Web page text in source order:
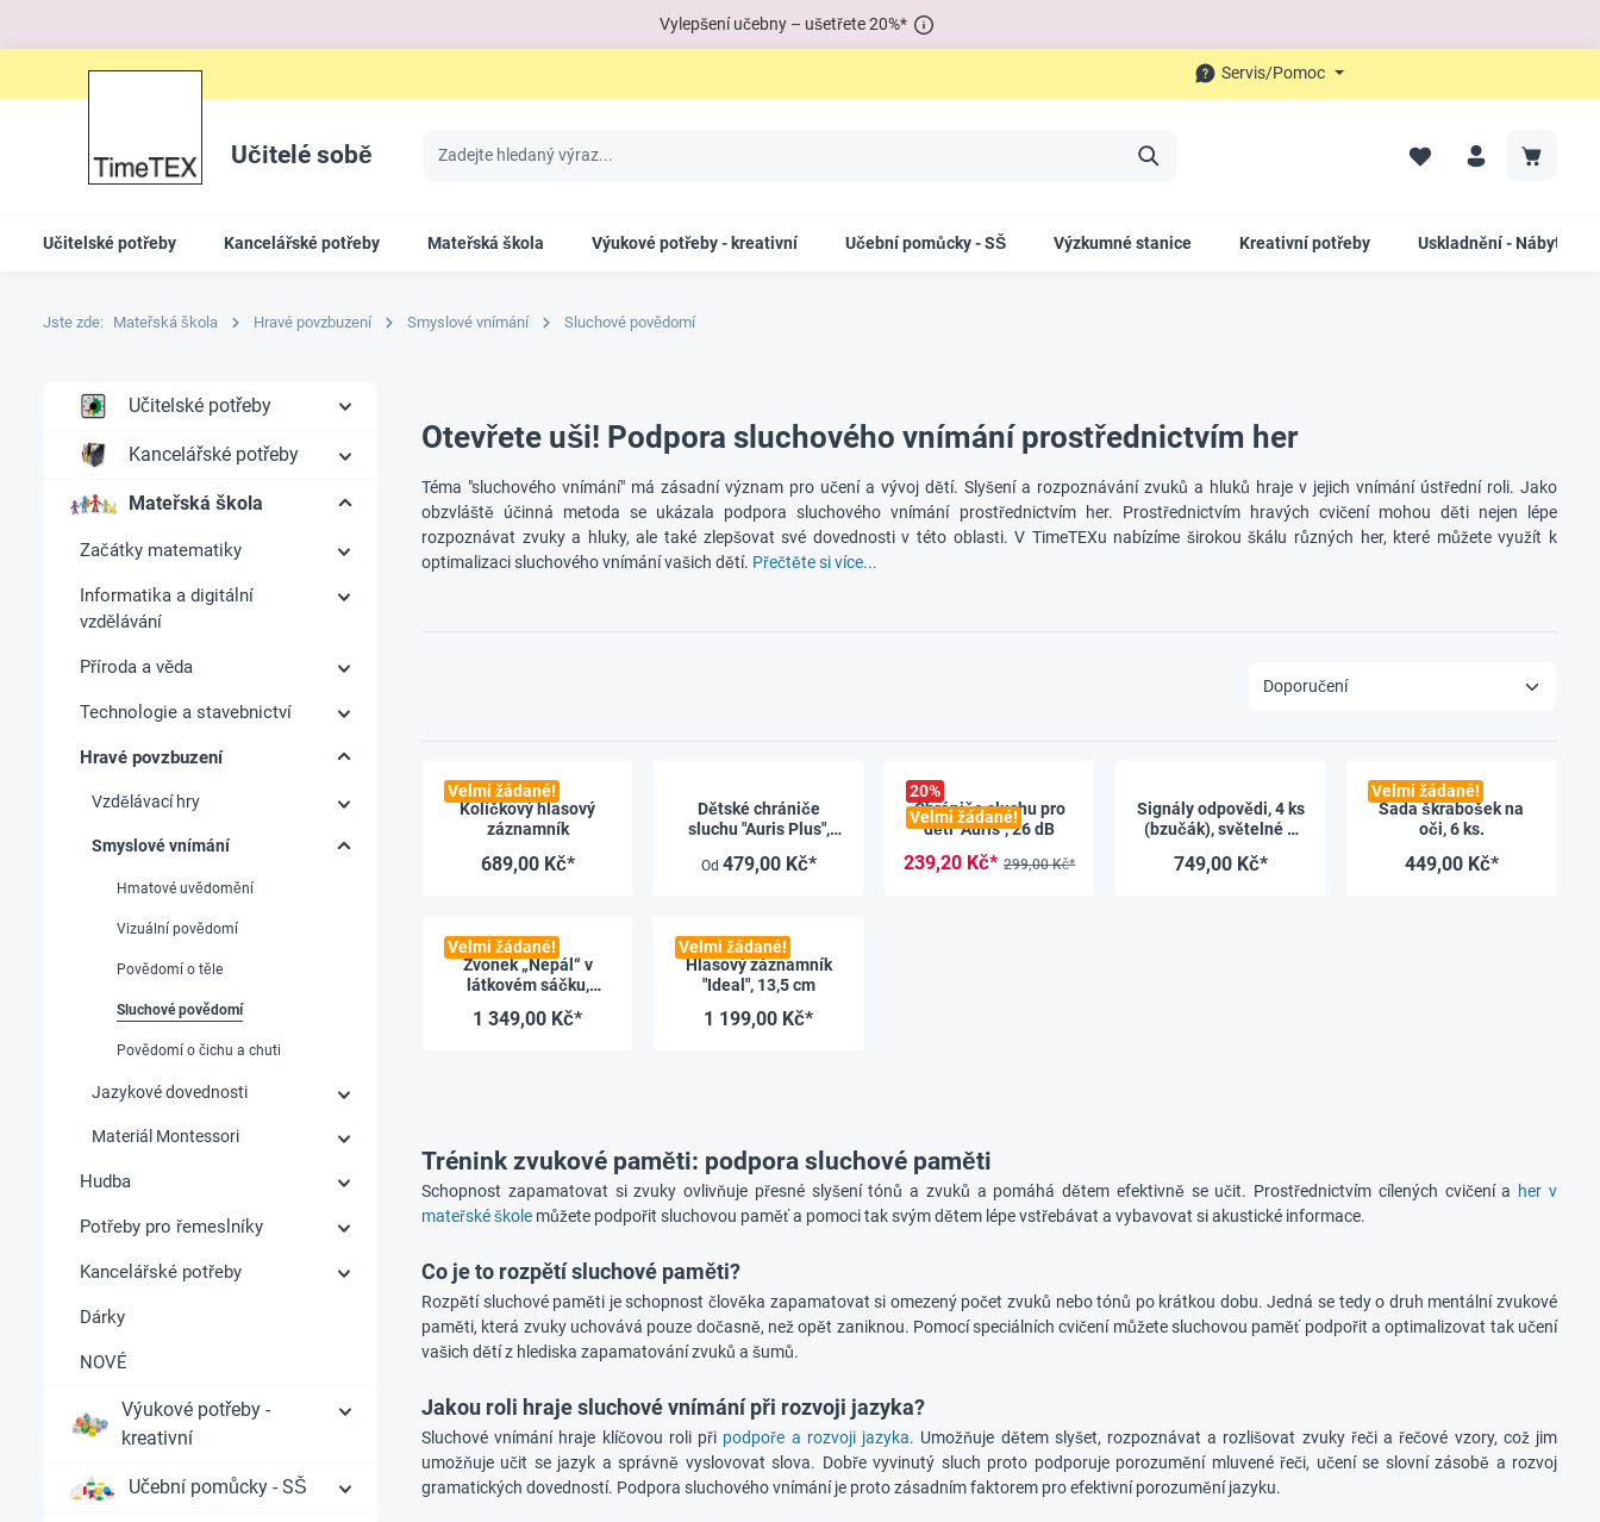
Vylepšení učebny – ušetřete 20%*
Servis/Pomoc
Učitelé sobě
Učitelské potřeby Kancelářské potřeby Mateřská škola Výukové potřeby - kreativní Učební pomůcky - SŠ Výzkumné stanice Kreativní potřeby Uskladnění - Nábytek
Jste zde: Mateřská škola Hravé povzbuzení Smyslové vnímání Sluchové povědomí
Učitelské potřeby
Kancelářské potřeby
Mateřská škola
Začátky matematiky
Informatika a digitální
vzdělávání
Příroda a věda
Technologie a stavebnictví
Hravé povzbuzení
Vzdělávací hry
Smyslové vnímání
Hmatové uvědomění
Vizuální povědomí
Povědomí o těle
Sluchové povědomí
Povědomí o čichu a chuti
Jazykové dovednosti
Materiál Montessori
Hudba
Potřeby pro řemeslníky
Kancelářské potřeby
Dárky
NOVÉ
Výukové potřeby -
kreativní
Učební pomůcky - SŠ
Otevřete uši! Podpora sluchového vnímání prostřednictvím her
Téma "sluchového vnímání" má zásadní význam pro učení a vývoj dětí. Slyšení a rozpoznávání zvuků a hluků hraje v jejich vnímání ústřední roli. Jako
obzvláště účinná metoda se ukázala podpora sluchového vnímání prostřednictvím her. Prostřednictvím hravých cvičení mohou děti nejen lépe
rozpoznávat zvuky a hluky, ale také zlepšovat své dovednosti v této oblasti. V TimeTEXu nabízíme širokou škálu různých her, které můžete využít k
optimalizaci sluchového vnímání vašich dětí. Přečtěte si více...
Velmi žádané!
Kolíčkový hlasový
záznamník
689,00 Kč*
Dětské chrániče
sluchu "Auris Plus",
Od 479,00 Kč*
20%
Velmi žádané!
Chrániče sluchu pro
děti "Auris", 26 dB
239,20 Kč* 299,00 Kč*
Signály odpovědi, 4 ks
(bzučák), světelné a
749,00 Kč*
Velmi žádané!
Sada škrabošek na
oči, 6 ks.
449,00 Kč*
Velmi žádané!
Zvonek „Nepál“ v
látkovém sáčku,
g
1 349,00 Kč*
Velmi žádané!
Hlasový záznamník
"Ideal", 13,5 cm
1 199,00 Kč*
Trénink zvukové paměti: podpora sluchové paměti
Schopnost zapamatovat si zvuky ovlivňuje přesné slyšení tónů a zvuků a pomáhá dětem efektivně se učit. Prostřednictvím cílených cvičení a her v
mateřské škole můžete podpořit sluchovou paměť a pomoci tak svým dětem lépe vstřebávat a vybavovat si akustické informace.
Co je to rozpětí sluchové paměti?
Rozpětí sluchové paměti je schopnost člověka zapamatovat si omezený počet zvuků nebo tónů po krátkou dobu. Jedná se tedy o druh mentální zvukové
paměti, která zvuky uchovává pouze dočasně, než opět zaniknou. Pomocí speciálních cvičení můžete sluchovou paměť podpořit a optimalizovat tak učení
vašich dětí z hlediska zapamatování zvuků a šumů.
Jakou roli hraje sluchové vnímání při rozvoji jazyka?
Sluchové vnímání hraje klíčovou roli při podpoře a rozvoji jazyka. Umožňuje dětem slyšet, rozpoznávat a rozlišovat zvuky řeči a řečové vzory, což jim
umožňuje učit se jazyk a správně vyslovovat slova. Dobře vyvinutý sluch proto podporuje porozumění mluvené řeči, učení se slovní zásobě a rozvoj
gramatických dovedností. Podpora sluchového vnímání je proto zásadním faktorem pro efektivní porozumění jazyku.